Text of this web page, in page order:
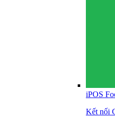
iPOS
Kết nối